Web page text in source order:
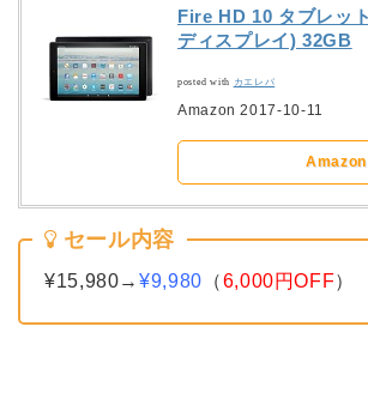
Fire HD 10 タブレッ
ディスプレイ) 32GB
posted with カエレバ
Amazon 2017-10-11
Amazon
セール内容
¥15,980→¥9,980 （6,000円OFF）